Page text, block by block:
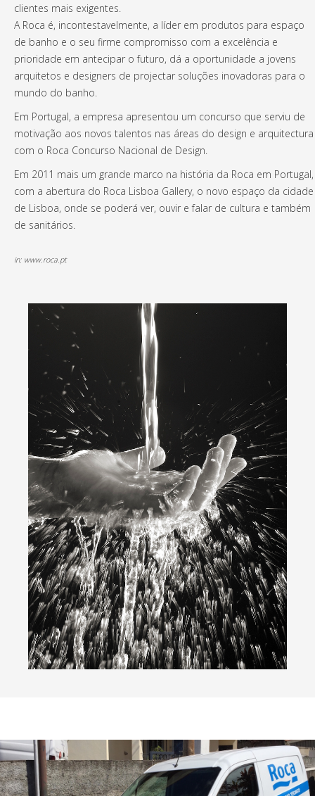
clientes mais exigentes.
A Roca é, incontestavelmente, a líder em produtos para espaço
de banho e o seu firme compromisso com a excelência e
prioridade em antecipar o futuro, dá a oportunidade a jovens
arquitetos e designers de projectar soluções inovadoras para o
mundo do banho.
Em Portugal, a empresa apresentou um concurso que serviu de
motivação aos novos talentos nas áreas do design e arquitectura
com o Roca Concurso Nacional de Design.
Em 2011 mais um grande marco na história da Roca em Portugal,
com a abertura do Roca Lisboa Gallery, o novo espaço da cidade
de Lisboa, onde se poderá ver, ouvir e falar de cultura e também
de sanitários.
in: www.roca.pt